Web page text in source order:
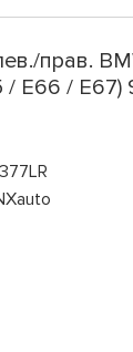
прав.
/ E66 /